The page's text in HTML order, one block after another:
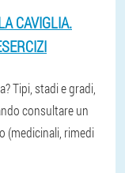
CAVIGLIA.
Tipi, stadi e gradi,
consultare un
(medicinali, rimedi